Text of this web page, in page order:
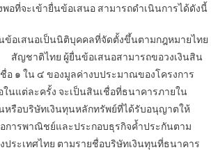
พอที่จะเข้ายื่นข้อเสนอ สามารถดำเนินการได้ดังนี้
เป็นนิติบุคคลที่จัดตั้งขึ้นตามกฎหมายไทย
ญชาติไทย ผู้ยื่นข้อเสนอสามารถขอวงเงินสิน
ชื่อ ๑ ใน ๔ ของมูลค่างบประมาณของโครงการ
นแต่ละครั้ง จะเป็นสินเชื่อที่ธนาคารภายใน
หรือบริษัทเงินทุนหลักทรัพย์ที่ได้รับอนุญาตให้
การพาณิชย์และประกอบธุรกิจค้ำประกันตาม
ระเทศไทย ตามรายชื่อบริษัทเงินทุนที่ธนาคาร